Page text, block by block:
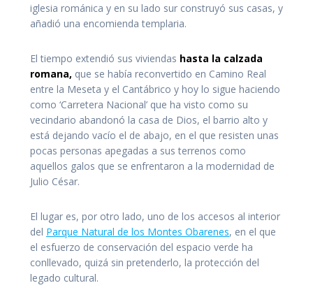
iglesia románica y en su lado sur construyó sus casas, y
añadió una encomienda templaria.
El tiempo extendió sus viviendas hasta la calzada
romana, que se había reconvertido en Camino Real
entre la Meseta y el Cantábrico y hoy lo sigue haciendo
como ‘Carretera Nacional’ que ha visto como su
vecindario abandonó la casa de Dios, el barrio alto y
está dejando vacío el de abajo, en el que resisten unas
pocas personas apegadas a sus terrenos como
aquellos galos que se enfrentaron a la modernidad de
Julio César.
El lugar es, por otro lado, uno de los accesos al interior
del Parque Natural de los Montes Obarenes, en el que
el esfuerzo de conservación del espacio verde ha
conllevado, quizá sin pretenderlo, la protección del
legado cultural.